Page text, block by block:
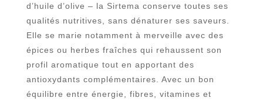
d’huile d’olive – la Sirtema conserve toutes ses
qualités nutritives, sans dénaturer ses saveurs.
Elle se marie notamment à merveille avec des
épices ou herbes fraîches qui rehaussent son
profil aromatique tout en apportant des
antioxydants complémentaires. Avec un bon
équilibre entre énergie, fibres, vitamines et